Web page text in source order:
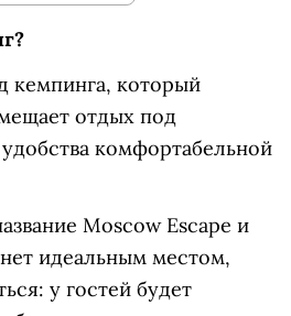
кемпинга, который
отдых под
комфортабельной
Moscow Escape и
идеальным местом,
у гостей будет